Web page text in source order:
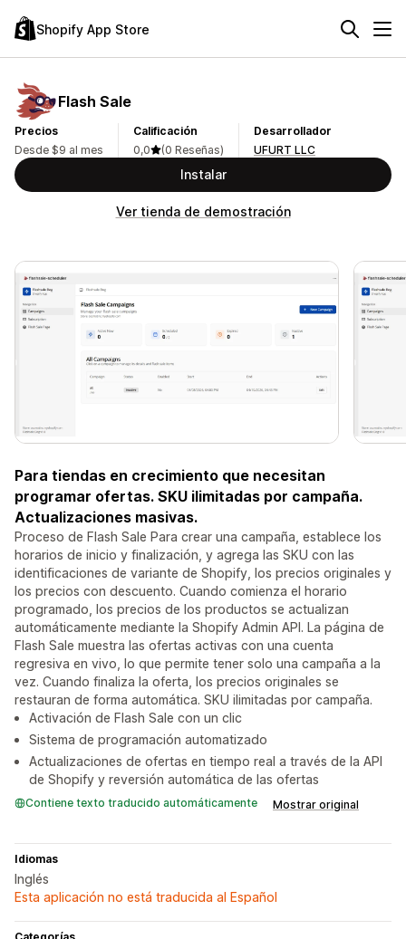
Shopify App Store
Flash Sale
Precios
Desde $9 al mes
Calificación
0,0
(0 Reseñas)
Desarrollador
UFURT LLC
Instalar
Ver tienda de demostración
Para tiendas en crecimiento que necesitan
programar ofertas. SKU ilimitadas por campaña.
Actualizaciones masivas.
Proceso de Flash Sale Para crear una campaña, establece los
horarios de inicio y finalización, y agrega las SKU con las
identificaciones de variante de Shopify, los precios originales y
los precios con descuento. Cuando comienza el horario
programado, los precios de los productos se actualizan
automáticamente mediante la Shopify Admin API. La página de
Flash Sale muestra las ofertas activas con una cuenta
regresiva en vivo, lo que permite tener solo una campaña a la
vez. Cuando finaliza la oferta, los precios originales se
restauran de forma automática. SKU ilimitadas por campaña.
Activación de Flash Sale con un clic
Sistema de programación automatizado
Actualizaciones de ofertas en tiempo real a través de la API
de Shopify y reversión automática de las ofertas
Contiene texto traducido automáticamente Mostrar original
Idiomas
Inglés
Esta aplicación no está traducida al Español